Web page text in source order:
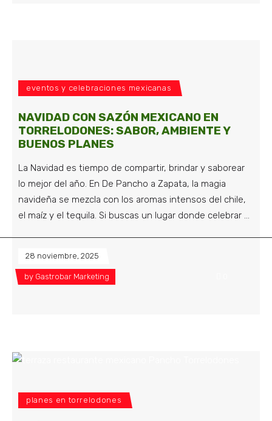
eventos y celebraciones mexicanas
NAVIDAD CON SAZÓN MEXICANO EN
TORRELODONES: SABOR, AMBIENTE Y
BUENOS PLANES
La Navidad es tiempo de compartir, brindar y saborear
lo mejor del año. En De Pancho a Zapata, la magia
navideña se mezcla con los aromas intensos del chile,
el maíz y el tequila. Si buscas un lugar donde celebrar
28 noviembre, 2025
by Gastrobar Marketing
planes en torrelodones